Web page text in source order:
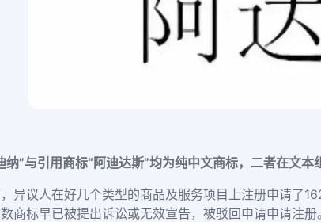
”与引用商标“阿迪达斯”均为纯中文商标，二者在文本
异议人在好几个类型的商品及服务项目上注册申请了
商标早已被提出诉讼或无效宣告，被驳回申请申请注册。